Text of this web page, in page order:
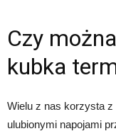
Czy
kubka
Wielu z nas korzysta
ulubionymi napojami